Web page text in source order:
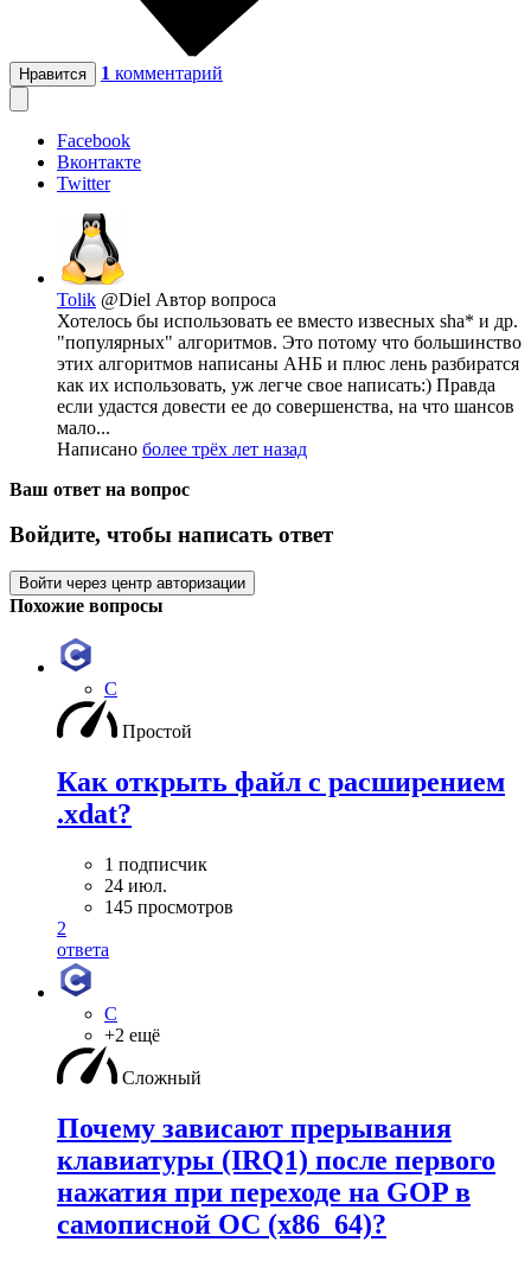
Нравится 1 комментарий
Facebook
Вконтакте
Twitter
Tolik @Diel Автор вопроса
Хотелось бы использовать ее вместо извесных sha* и др.
"популярных" алгоритмов. Это потому что большинство
этих алгоритмов написаны АНБ и плюс лень разбиратся
как их использовать, уж легче свое написать:) Правда
если удастся довести ее до совершенства, на что шансов
мало...
Написано более трёх лет назад
Ваш ответ на вопрос
Войдите, чтобы написать ответ
Войти через центр авторизации
Похожие вопросы
C
Простой
Как открыть файл с расширением
.xdat?
1 подписчик
24 июл.
145 просмотров
2
ответа
C
+2 ещё
Сложный
Почему зависают прерывания
клавиатуры (IRQ1) после первого
нажатия при переходе на GOP в
самописной ОС (x86_64)?